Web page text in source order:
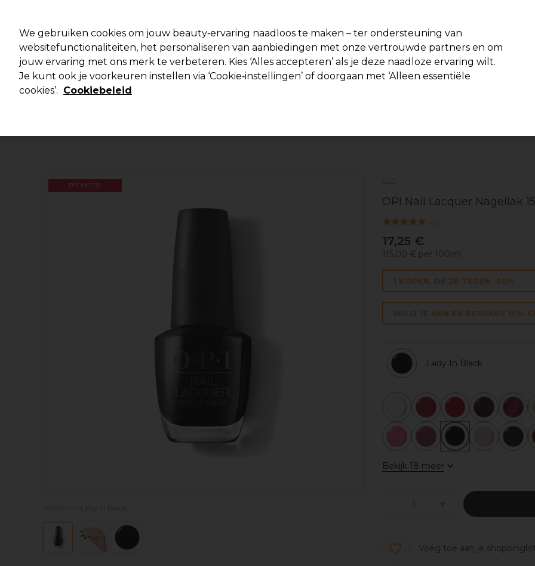
Merken Deals 🌟 Haar Elektra Beauty Salon interieur Mannen Vegan
Volgende dag geleverd*
OPI Nail Lacquer Nagellak
(3)
17,25 €
115.00 € per 100ml
PROMOTIE
1 KOPEN, DE 2E TEGEN -50%
MELD JE AAN EN BESPAAR 15%:
Lady In Black
Bekijk 18 meer
Voeg toe aan je
We gebruiken cookies om jouw beauty‑ervaring naadloos te maken – ter ondersteuning van
websitefunctionaliteiten, het personaliseren van aanbiedingen met onze vertrouwde partners en om
jouw ervaring met ons merk te verbeteren. Kies ‘Alles accepteren’ als je deze naadloze ervaring wilt.
Je kunt ook je voorkeuren instellen via ‘Cookie‑instellingen’ of doorgaan met ‘Alleen essentiële
cookies’. Cookiebeleid